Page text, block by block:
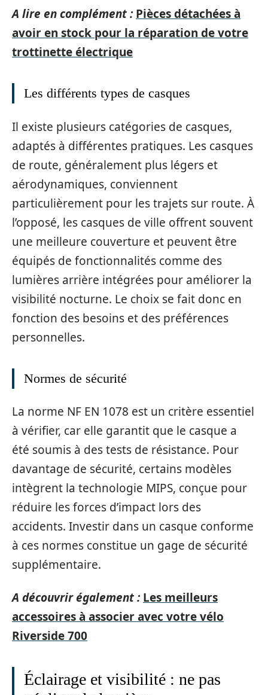
A lire en complément : Pièces détachées à
avoir en stock pour la réparation de votre
trottinette électrique
Les différents types de casques
Il existe plusieurs catégories de casques,
adaptés à différentes pratiques. Les casques
de route, généralement plus légers et
aérodynamiques, conviennent
particulièrement pour les trajets sur route. À
l’opposé, les casques de ville offrent souvent
une meilleure couverture et peuvent être
équipés de fonctionnalités comme des
lumières arrière intégrées pour améliorer la
visibilité nocturne. Le choix se fait donc en
fonction des besoins et des préférences
personnelles.
Normes de sécurité
La norme NF EN 1078 est un critère essentiel
à vérifier, car elle garantit que le casque a
été soumis à des tests de résistance. Pour
davantage de sécurité, certains modèles
intègrent la technologie MIPS, conçue pour
réduire les forces d’impact lors des
accidents. Investir dans un casque conforme
à ces normes constitue un gage de sécurité
supplémentaire.
A découvrir également : Les meilleurs
accessoires à associer avec votre vélo
Riverside 700
Éclairage et visibilité : ne pas